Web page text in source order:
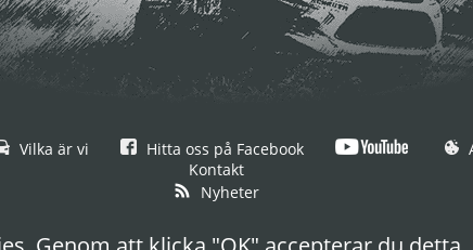
Vilka är vi Hitta oss på Facebook
Kontakt
Nyheter